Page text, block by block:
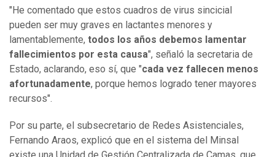
"He comentado que estos cuadros de virus sincicial
pueden ser muy graves en lactantes menores y
lamentablemente, todos los años debemos lamentar
fallecimientos por esta causa", señaló la secretaria de
Estado, aclarando, eso sí, que "cada vez fallecen menos
afortunadamente, porque hemos logrado tener mayores
recursos".
Por su parte, el subsecretario de Redes Asistenciales,
Fernando Araos, explicó que en el sistema del Minsal